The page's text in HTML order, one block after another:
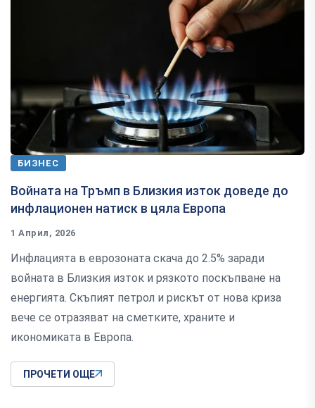
БИЗНЕС
Войната на Тръмп в Близкия изток доведе до
инфлационен натиск в цяла Европа
1 Април, 2026
Инфлацията в еврозоната скача до 2.5% заради
войната в Близкия изток и рязкото поскъпване на
енергията. Скъпият петрол и рискът от нова криза
вече се отразяват на сметките, храните и
икономиката в Европа.
ПРОЧЕТИ ОЩЕ